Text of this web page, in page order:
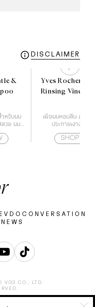
DISCLAIMER
&
หรับผม
ลวย ผม
Yves Rocher
Rinsing Vinegar
เพื่อผมหอมลื่น สูตรเส้
ประกายเงางามทั
SHOP
VDO CONVERSATION
VG3 CO., LTD.